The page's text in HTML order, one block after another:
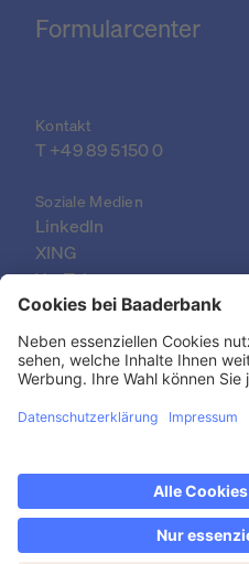
Formularcenter
Kontakt
T +49 89 5150 0
Soziale Medien
LinkedIn
XING
YouTube